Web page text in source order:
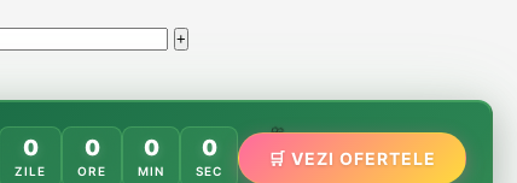
🌿
🌸
0
ZILE
0
ORE
0
MIN
0
SEC
🛒 VEZI OFERTELE